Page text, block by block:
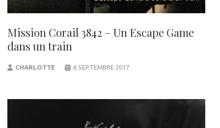
Mission Corail 3842 – Un Escape Game
dans un train
CHARLOTTE 6 SEPTEMBRE 2017